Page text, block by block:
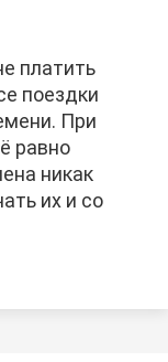
платить
поездки
При
равно
никак
их и со
платить
поездки
При
равно
никак
их и со
платить
поездки
При
равно
никак
их и со